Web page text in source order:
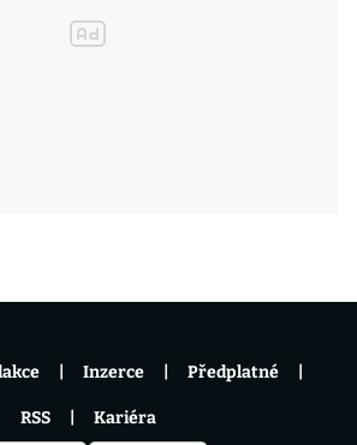
Inzerce Předplatné
RSS Kariéra